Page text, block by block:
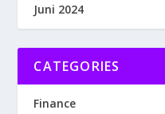
Juni 2024
CATEGORIES
Finance